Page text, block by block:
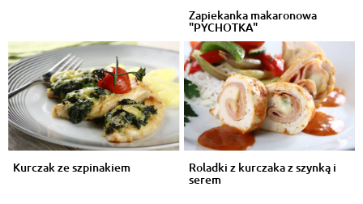
Zapiekanka makaronowa
"PYCHOTKA"
Kurczak ze szpinakiem Roladki z kurczaka z szynką i
serem